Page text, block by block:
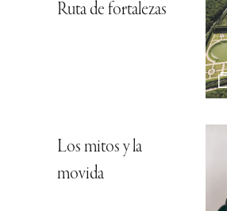
Ruta de fortalezas
Los mitos y la
movida